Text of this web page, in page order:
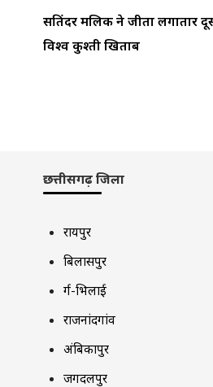
सतिंदर मलिक ने जीता लगातार
विश्व कुश्ती खिताब
छत्तीसगढ़ जिला
रायपुर
बिलासपुर
दुर्ग-भिलाई
राजनांदगांव
अंबिकापुर
जगदलपुर